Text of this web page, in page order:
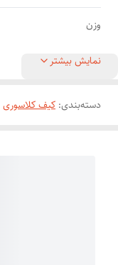
وزن
نمایش بیشتر
دسته‌بندی: کیف کلاسوری